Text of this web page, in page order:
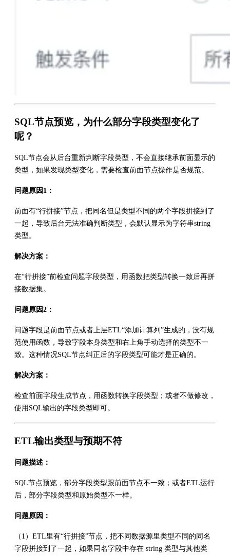
SQL节点预览，为什么部分字段类型变化了
呢？
SQL节点会从后台重新判断字段类型，不会直接继承前面显示的
类型，如果发现类型变化，需要检查前面节点操作是否规范。
问题原因1：
前面有“行拼接”节点，把同名但是类型不同的两个字段拼接到了
一起，导致后台无法准确判断类型，会默认显示为字符串string
类型。
解决方案：
在“行拼接”前检查问题字段类型，用函数把类型转换一致后再拼
接数据集。
问题原因2：
问题字段是前面节点或者上层ETL“添加计算列”生成的，没有规
范使用函数，导致字段本身类型和右上角手动选择的类型不一
致。这种情况SQL节点纠正后的字段类型可能才是正确的。
解决方案：
检查前面字段生成节点，用函数转换字段类型；或者不做修改，
使用SQL输出的字段类型即可。
ETL输出类型与预期不符
问题描述：
SQL节点预览，部分字段类型跟前面节点不一致；或者ETL运行
后，部分字段类型和原始类型不一样。
问题原因：
（1）ETL里有“行拼接”节点，把不同数据源里类型不同的同名
字段拼接到了一起，如果同名字段中存在 string 类型与其他类